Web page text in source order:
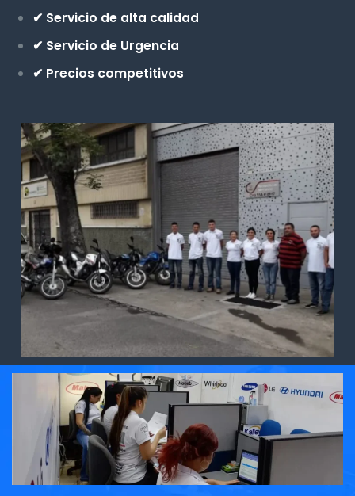
✔ Servicio de alta calidad
✔ Servicio de Urgencia
✔ Precios competitivos